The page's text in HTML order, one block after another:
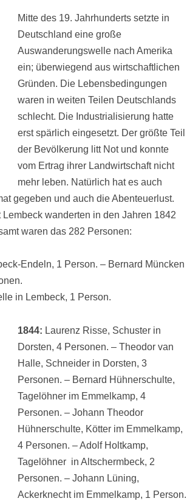
Mitte des 19. Jahrhunderts setzte in
Deutschland eine große
Auswanderungswelle nach Amerika
ein; überwiegend aus wirtschaftlichen
Gründen. Die Lebensbedingungen
waren in weiten Teilen Deutschlands
schlecht. Die Industrialisierung hatte
erst spärlich eingesetzt. Der größte Teil
der Bevölkerung litt Not und konnte
vom Ertrag ihrer Landwirtschaft nicht
mehr leben. Natürlich hat es auch
gegeben und auch die Abenteuerlust.
wanderten in den Jahren 1842
waren das 282 Personen:
Endeln, 1 Person. – Bernard Müncken
in Lembeck, 1 Person.
1844: Laurenz Risse, Schuster in
Dorsten, 4 Personen. – Theodor van
Halle, Schneider in Dorsten, 3
Personen. – Bernard Hühnerschulte,
Tagelöhner im Emmelkamp, 4
Personen. – Johann Theodor
Hühnerschulte, Kötter im Emmelkamp,
4 Personen. – Adolf Holtkamp,
Tagelöhner in Altschermbeck, 2
Personen. – Johann Lüning,
Ackerknecht im Emmelkamp, 1 Person.